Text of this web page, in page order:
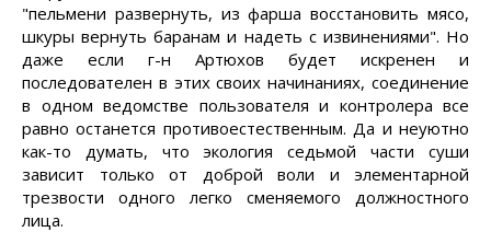
"пельмени развернуть, из фарша восстановить мясо,
шкуры вернуть баранам и надеть с извинениями". Но
даже если г-н Артюхов будет искренен и
последователен в этих своих начинаниях, соединение
в одном ведомстве пользователя и контролера все
равно останется противоестественным. Да и неуютно
как-то думать, что экология седьмой части суши
зависит только от доброй воли и элементарной
трезвости одного легко сменяемого должностного
лица.